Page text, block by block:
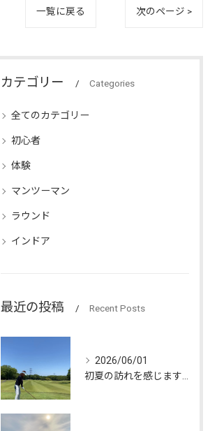
一覧に戻る 次のページ >
カテゴリー Categories
全てのカテゴリー
初心者
体験
マンツーマン
ラウンド
インドア
最近の投稿 Recent Posts
2026/06/01